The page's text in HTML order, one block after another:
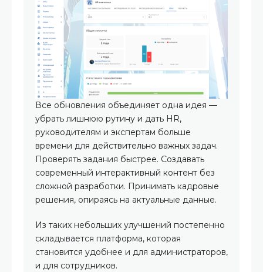
Все обновления объединяет одна идея —
убрать лишнюю рутину и дать HR,
руководителям и экспертам больше
времени для действительно важных задач.
Проверять задания быстрее. Создавать
современный интерактивный контент без
сложной разработки. Принимать кадровые
решения, опираясь на актуальные данные.
Из таких небольших улучшений постепенно
складывается платформа, которая
становится удобнее и для администраторов,
и для сотрудников.